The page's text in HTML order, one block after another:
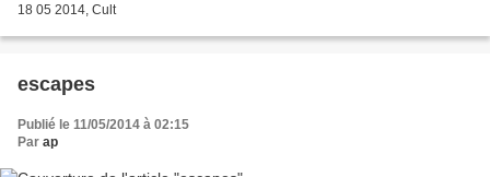
18 05 2014, Cult
escapes
Publié le 11/05/2014 à 02:15
Par ap